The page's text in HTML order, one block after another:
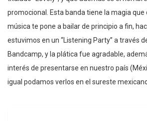
promocional. Esta banda tiene la magia que
música te pone a bailar de principio a fin,
estuvimos en un “Listening Party” a través
Bandcamp, y la plática fue agradable,
interés de presentarse en nuestro país
igual podamos verlos en el sureste